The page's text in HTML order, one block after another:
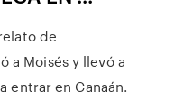
de
a Moisés y llevó a
entrar en Canaán.